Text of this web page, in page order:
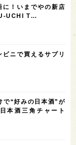
に！いまでやの新店
UCHI T…
ビニで買えるサプリ
で“好みの日本酒”が
本酒三角チャート